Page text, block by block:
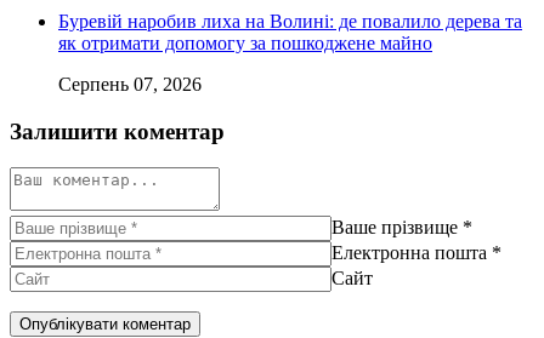
Буревій наробив лиха на Волині: де повалило дерева та
як отримати допомогу за пошкоджене майно
Серпень 07, 2026
Залишити коментар
Ваше прізвище *
Електронна пошта *
Сайт